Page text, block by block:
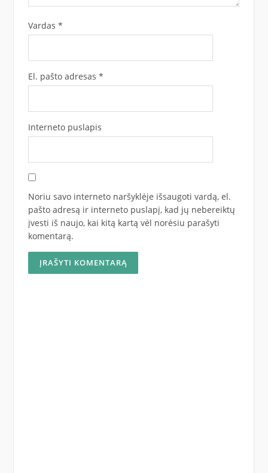
Vardas *
El. pašto adresas *
Interneto puslapis
Noriu savo interneto naršyklėje išsaugoti vardą, el.
pašto adresą ir interneto puslapį, kad jų nebereiktų
įvesti iš naujo, kai kitą kartą vėl norėsiu parašyti
komentarą.